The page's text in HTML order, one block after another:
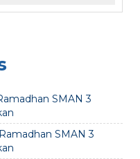
SMAN 3
SMAN 3